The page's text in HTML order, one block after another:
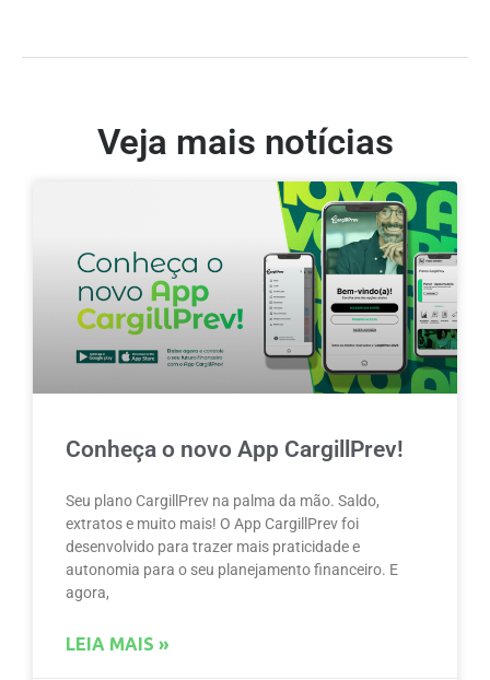
Veja mais notícias
Conheça o novo App CargillPrev!
Seu plano CargillPrev na palma da mão. Saldo,
extratos e muito mais! O App CargillPrev foi
desenvolvido para trazer mais praticidade e
autonomia para o seu planejamento financeiro. E
agora,
LEIA MAIS »